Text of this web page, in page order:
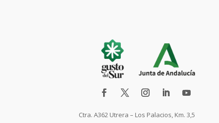
Ctra. A362 Utrera – Los Palacios, Km. 3,5